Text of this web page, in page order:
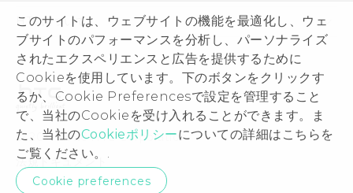
このサイトは、ウェブサイトの機能を最適化し、ウェ
ブサイトのパフォーマンスを分析し、パーソナライズ
されたエクスペリエンスと広告を提供するために
Cookieを使用しています。下のボタンをクリックす
るか、Cookie Preferencesで設定を管理すること
で、当社のCookieを受け入れることができます。ま
た、当社のCookieポリシーについての詳細はこちらを
ご覧ください。.
Cookie preferences
HTC Research
サポートセンター
発送状況
サポート
保証規定
HTCについて
ESG
製品のセキュリティ
プライバシー ポリシー
プレスリリース
採用情報
Security and Privacy Whitepaper
© 2011-2026 HTC Corporation
法規ドキュメント